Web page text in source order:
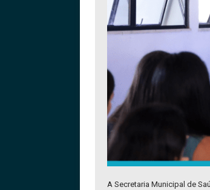
A Secretaria Municipal de